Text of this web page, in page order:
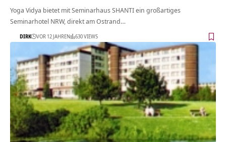
Yoga Vidya bietet mit Seminarhaus SHANTI ein großartiges
Seminarhotel NRW, direkt am Ostrand…
DIRK VOR 12 JAHREN 630 VIEWS